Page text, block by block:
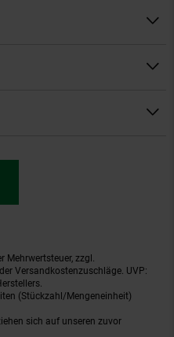
Mehrwertsteuer, zzgl.
Versandkostenzuschläge. UVP:
(Stückzahl/Mengeneinheit)
sich auf unseren zuvor